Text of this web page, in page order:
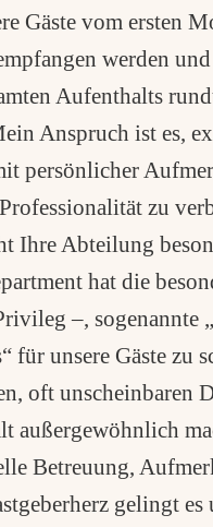
Gäste vom ersten
werden
Aufenthalts
Anspruch ist es,
persönlicher
zu
Ihre Abteilung
hat die
–, sogenannte
für unsere Gäste zu
oft unscheinbaren
außergewöhnlich
Betreuung,
gelingt